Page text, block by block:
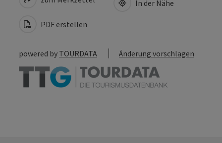
PDF erstellen
In der Nähe
powered by TOURDATA Änderung vorschlagen